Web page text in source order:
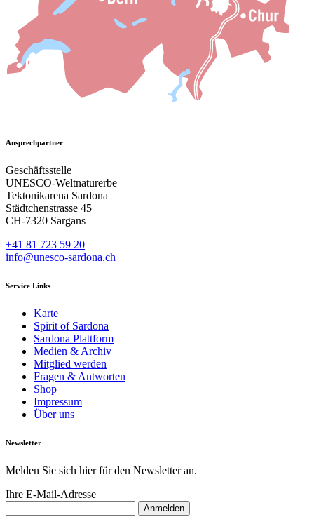
Ansprechpartner
Geschäftsstelle
UNESCO-Weltnaturerbe
Tektonikarena Sardona
Städtchenstrasse 45
CH-7320 Sargans
+41 81 723 59 20
info@unesco-sardona.ch
Service Links
Karte
Spirit of Sardona
Sardona Plattform
Medien & Archiv
Mitglied werden
Fragen & Antworten
Shop
Impressum
Über uns
Newsletter
Melden Sie sich hier für den Newsletter an.
Ihre E-Mail-Adresse